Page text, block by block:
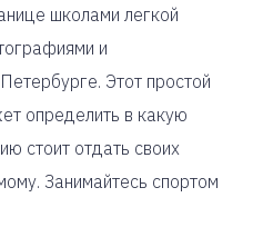
школами легкой
и
Этот простой
определить в какую
стоит отдать своих
Занимайтесь спортом